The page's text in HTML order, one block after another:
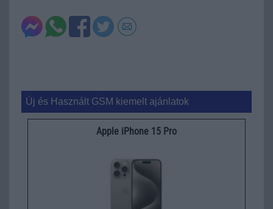
Új és Használt GSM kiemelt ajánlatok
Apple iPhone 15 Pro